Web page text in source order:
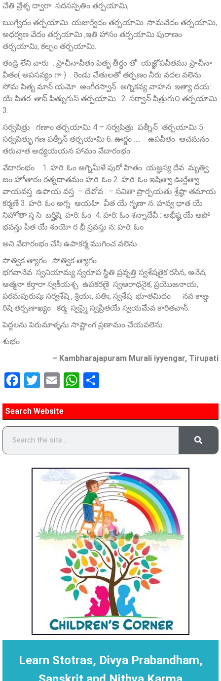
చేతి వ్రేళ్ళ ద్వారా సదసస్పతిం తర్పయామి,
ఋగ్వేదం తర్పయామి. యజుర్వేదం తర్పయామి. సామవేదం తర్పయామి,
అధర్వణ వేదం తర్పయామి ,ఇతి హాసం తర్పయామి పురాణం
తర్పయామి, కల్పం తర్పయామి.
తండ్రి లేని వారు . ప్రాచీనావీతం పితృ తీర్థం తో యజ్ఞోపవీతము ప్రాచీనా
వీతం( అపసవ్యం గా ) . రెండు చేతులతో తర్పణం నీరు వదల వలెను .
సోమ పితృ మాన్ యమో అంగీరస్వాన్ అగ్నికవ్య వాహన: ఇత్యా దయ:
యే పితర: తాన్ పితృుగుస్ తర్పయామి . 2. సర్వాన్ పిత్రుగు౦ తర్పయామి
3.
సర్వపిత్రు గణాం తర్పయామి 4 – సర్వపిత్రు పత్నీన్ తర్పయామి 5.
సర్వపితృు గణ పత్నీన్ తర్పయామి 6. ఊర్జం …. ఉపవీతం ఆచమనం .
తరువాత అధ్యయయన హామం వేదారంభం
వేదారంభం 1. హరి: ఓం అగ్నిమీళే పురో హితం యజ్ఞస్య దేవ మృత్వి
జం హోతారం రత్నదాతమం హరి: ఓం 2. హరి: ఓం ఇషేత్వా ఊర్జేత్వా
వాయవస్త ఉపాయ వస్త – దేవోవ : – సవితా ప్రార్పయతు శ్రేష్ఠా తమాయ
కర్మణే 3. హరి: ఓం అగ్న ఆయహి వీత యే గృణా న: హవ్వ ధాత యే
నిహోతా స్త సి బర్హిషి హరి: ఓం 4. హరి: ఓం శన్నాదేవీ : అభీష్ఠ యే ఆపో
భవన్తు పీత యే శంయో ర భీ స్రవస్తు న: హరి: ఓం
అని వేదారంభం చేసి ఉపాకర్మ ముగించ వలెను .
సాత్విక త్యాగం . సాత్విక త్యాగం
భగవానేవ స్వనియామ్య స్వరూప స్థితి ప్రవృత్తి స్వశేషతైక రసేన, అనేన,
ఆత్మనా కర్తారా స్వకీయశ్చ ఉపకరణై స్వఆరాధనైక, ప్రయొజనాయ,
పరమపురుషః సర్వశేషి , శ్రియః, పతిః, స్వశేష భూతమిదం నవ కాణ్డ
రిషి తర్పణాఖ్యం కర్మ స్వస్మై స్వప్రీతయే స్వయమేవ కారితవాన్.
పెద్దలను పెరుమాళ్ళను సాష్టాంగ ప్రణామం చేయవలెను.
శుభం
– Kambharajapuram Murali iyyengar, Tirupati
Facebook
Twitter
EmailWhatsApp
Search Website
Learn Stotras, Divya Prabandham,